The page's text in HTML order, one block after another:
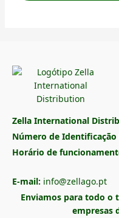
Zella International
Número de Identificação
Horário de
E-mail: info@zellago.pt
Enviamos para todo o
empresas